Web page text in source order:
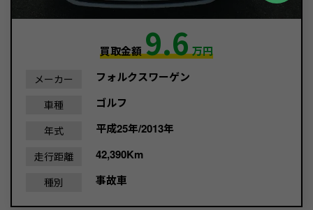
買取金額9.6万円
メーカー フォルクスワーゲン
車種 ゴルフ
年式 平成25年/2013年
走行距離 42,390Km
種別 事故車